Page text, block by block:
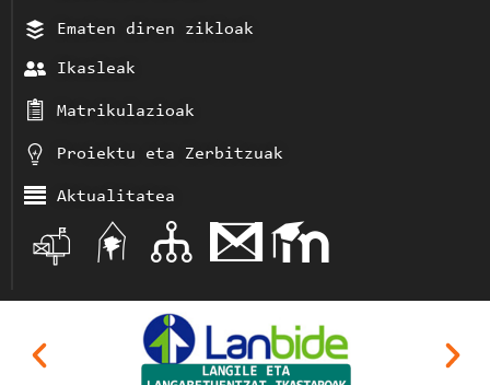
Ematen diren zikloak
Ikasleak
Matrikulazioak
Proiektu eta Zerbitzuak
Aktualitatea